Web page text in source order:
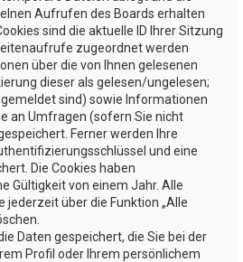
Aufrufen des Boards erhalten
sind die aktuelle ID Ihrer Sitzung
zugeordnet werden
über die von Ihnen gelesenen
dieser als gelesen/ungelesen;
sind) sowie Informationen
an Umfragen (sofern Sie nicht
Ferner werden Ihre
und eine
Die Cookies haben
Gültigkeit von einem Jahr. Alle
jederzeit über die Funktion „Alle
Daten gespeichert, die Sie bei der
Profil oder Ihrem persönlichem